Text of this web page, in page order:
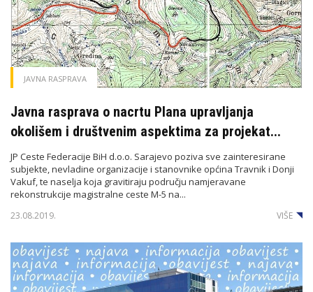
JAVNA RASPRAVA
Javna rasprava o nacrtu Plana upravljanja
okolišem i društvenim aspektima za projekat...
JP Ceste Federacije BiH d.o.o. Sarajevo poziva sve zainteresirane
subjekte, nevladine organizacije i stanovnike općina Travnik i Donji
Vakuf, te naselja koja gravitiraju području namjeravane
rekonstrukcije magistralne ceste M-5 na...
23.08.2019. VIŠE